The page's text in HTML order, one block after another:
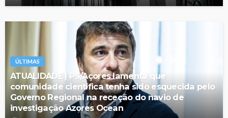
ÚLTIMAS
ATUALIDADE | PS/Açores lamenta que
comunidade científica tenha sido esquecida pelo
Governo Regional na receção do navio de
investigação Azores Ocean